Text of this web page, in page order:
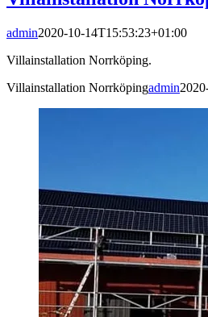
admin2020-10-14T15:53:23+01:00
Villainstallation Norrköping.
Villainstallation Norrköpingadmin